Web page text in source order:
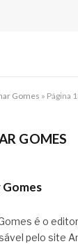
Gomes » Página
GOMES
Gomes
é o
pelo site